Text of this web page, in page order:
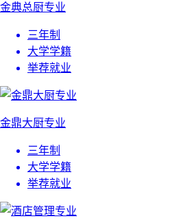
金典总厨专业
三年制
大学学籍
举荐就业
金鼎大厨专业
三年制
大学学籍
举荐就业